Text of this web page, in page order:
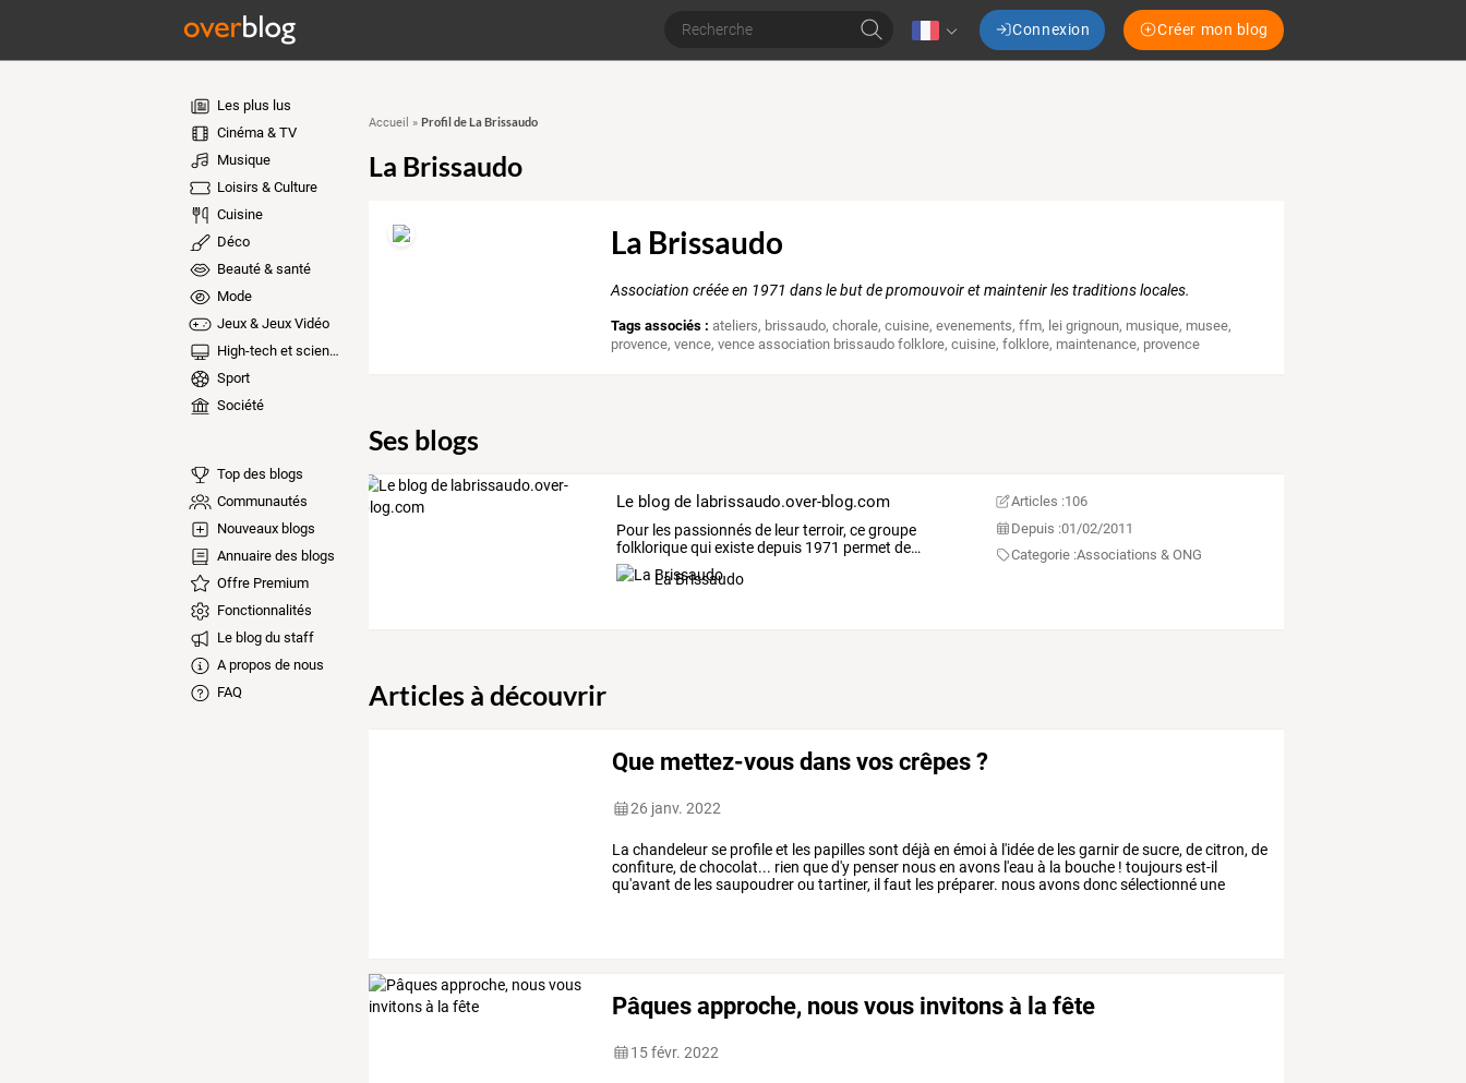
Connexion Créer mon blog
Les plus lus
Cinéma & TV
Musique
Loisirs & Culture
Cuisine
Déco
Beauté & santé
Mode
Jeux & Jeux Vidéo
High-tech et sciences
Sport
Société
Top des blogs
Communautés
Nouveaux blogs
Annuaire des blogs
Offre Premium
Fonctionnalités
Le blog du staff
A propos de nous
FAQ
Accueil » Profil de La Brissaudo
La Brissaudo
La Brissaudo
Association créée en 1971 dans le but de promouvoir et maintenir les traditions locales.
Tags associés : ateliers, brissaudo,chorale,cuisine,evenements,ffm, lei grignoun, musique, musee,
provence,vence,vence association brissaudo folklore,cuisine,folklore, maintenance, provence
Ses blogs
Le blog de labrissaudo.over-blog.com
Pourlespassionnésdeleurterroir,cegroupe
folkloriquequiexistedepuis1971 permet de…
La Brissaudo
Articles :106
Depuis :01/02/2011
Categorie :Associations & ONG
Articles à découvrir
Que mettez-vous dans vos crêpes ?
26 janv. 2022
La chandeleurse profileet les papillessont déjà en émoià l'idéede lesgarnirdesucre, decitron, de
confiture, dechocolat... rien qued'y penser nousen avons l'eau à la bouche ! toujoursest-il
qu'avant de lessaupoudrerou tartiner, il faut les préparer. nousavonsdoncsélectionné une
Pâques approche, nous vous invitons à la fête
15 févr. 2022